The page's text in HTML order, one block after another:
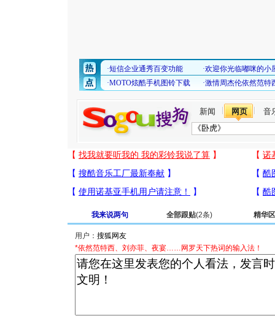
新闻 网页 音
我来说两句 全部跟贴(2条) 精华区
用户：
*依然范特西、刘亦菲、夜宴……网罗天下热词的输入法！